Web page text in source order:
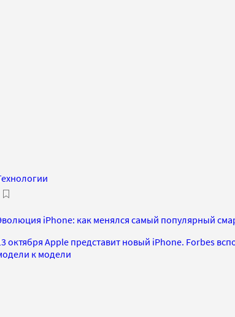
iPhone: как менялся самый популярный
октября Apple представит новый iPhone. Forbes
к модели